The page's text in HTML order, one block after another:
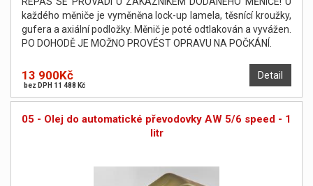
každého měniče je vyměněna lock-up lamela, těsnící kroužky,
gufera a axiální podložky. Měnič je poté odtlakován a vyvážen.
PO DOHODĚ JE MOŽNO PROVÉST OPRAVU NA POČKÁNÍ.
Detail
13 900Kč
bez DPH 11 488 Kč
05 - Olej do automatické převodovky AW 5/6 speed - 1
litr